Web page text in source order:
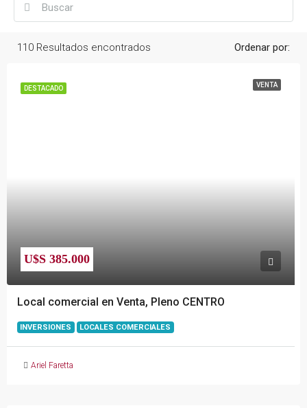
110 Resultados encontrados Ordenar por:
DESTACADO VENTA
U$S 385.000
Local comercial en Venta, Pleno CENTRO
INVERSIONES LOCALES COMERCIALES
Ariel Faretta